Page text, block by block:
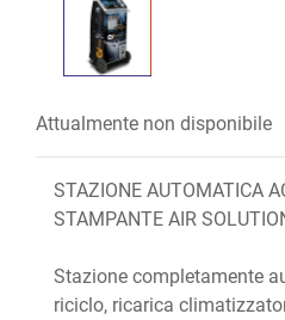
Attualmente non disponibile
STAZIONE AUTOMATICA
STAMPANTE AIR
Stazione completamente
riciclo, ricarica